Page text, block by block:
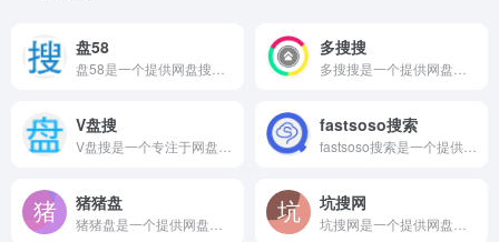
盘58 多搜搜
V盘搜 fastsoso搜索
猪猪盘 坑搜网